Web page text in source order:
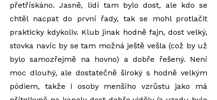
přetřískáno. Jasně, lidí tam bylo dost, ale kdo se
chtěl nacpat do první řady, tak se mohl protlačit
prakticky kdykoliv. Klub jinak hodně fajn, dost velký,
stovka navíc by se tam možná ještě vešla (což by už
bylo samozřejmě na hovno) a dobře řešený. Není
moc dlouhý, ale dostatečně široký s hodně velkým
pódiem, takže i osoby menšího vzrůstu jako má